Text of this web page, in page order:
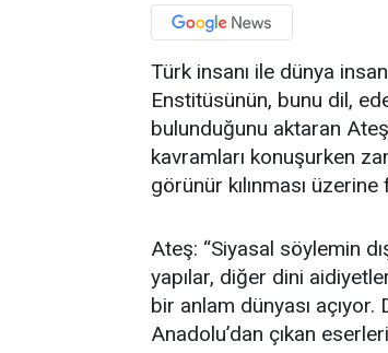
Türk insanı ile dünya
Enstitüsünün, bunu dil,
bulunduğunu aktaran
kavramları konuşurken
görünür kılınması
Ateş: “Siyasal söylemin
yapılar, diğer dini
bir anlam dünyası açıyor.
Anadolu’dan çıkan